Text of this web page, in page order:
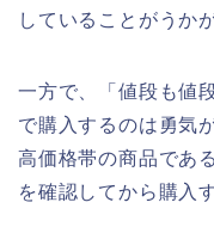
していることがうか
一方で、「値段も値
で購入するのは勇気
高価格帯の商品であ
を確認してから購入